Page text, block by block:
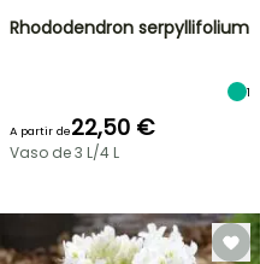
Rhododendron serpyllifolium
1
A partir de22,50 €
Vaso de 3 L/4 L